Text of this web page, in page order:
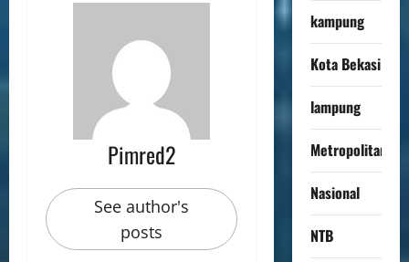
Pimred2
See author's
posts
kampung
Kota Bekasi
lampung
Metropolitan
Nasional
NTB